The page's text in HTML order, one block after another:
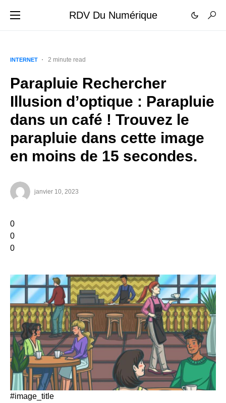
RDV Du Numérique
INTERNET 2 minute read
Parapluie Rechercher
Illusion d’optique : Parapluie
dans un café ! Trouvez le
parapluie dans cette image
en moins de 15 secondes.
janvier 10, 2023
0
0
0
#image_title